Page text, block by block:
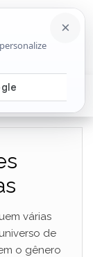
várias
de
o gênero